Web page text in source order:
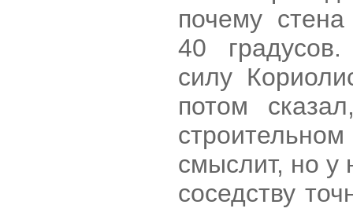
почему
40
силу
потом
смыслит, но у
соседству